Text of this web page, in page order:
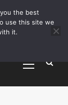
DJ?
Menu
the best
use this site we
it.